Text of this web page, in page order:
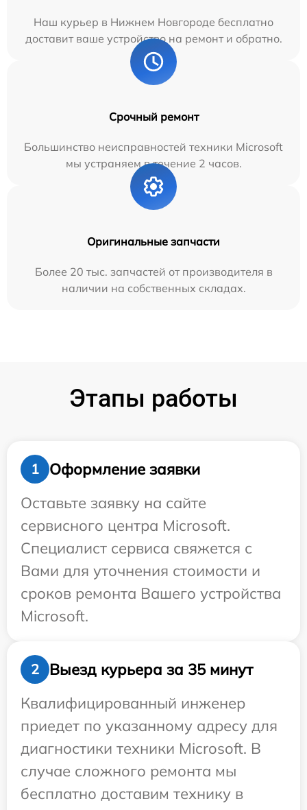
Наш курьер в Нижнем Новгороде бесплатно
доставит ваше устройство на ремонт и обратно.
Срочный ремонт
Большинство неисправностей техники Microsoft
мы устраняем в течение 2 часов.
Оригинальные запчасти
Более 20 тыс. запчастей от производителя в
наличии на собственных складах.
Этапы работы
1
Оформление заявки
Оставьте заявку на сайте
сервисного центра Microsoft.
Специалист сервиса свяжется с
Вами для уточнения стоимости и
сроков ремонта Вашего устройства
Microsoft.
2
Выезд курьера за 35 минут
Квалифицированный инженер
приедет по указанному адресу для
диагностики техники Microsoft. В
случае сложного ремонта мы
бесплатно доставим технику в